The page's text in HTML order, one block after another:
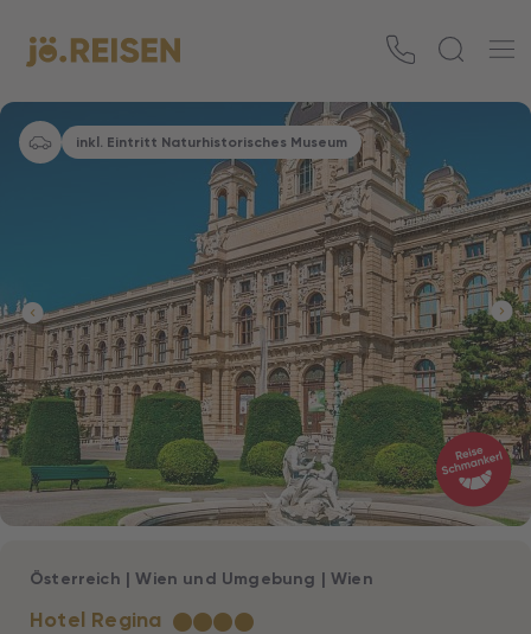
inkl. Eintritt Naturhistorisches Museum
Hotel Regina ★★★★
Österreich |Wien und Umgebung | Wien